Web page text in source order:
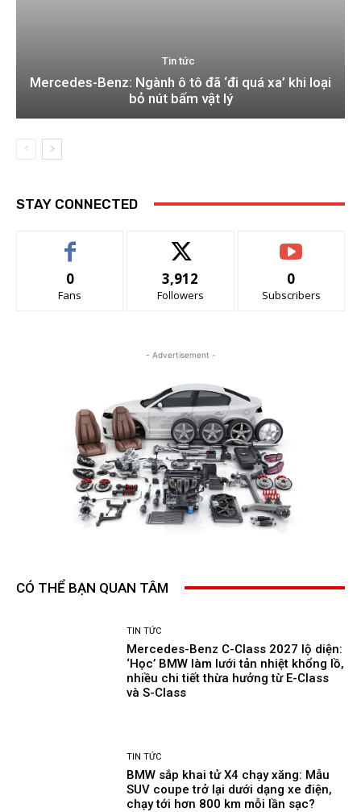
Tin tức
Mercedes-Benz: Ngành ô tô đã ‘đi quá xa’ khi loại
bỏ nút bấm vật lý
STAY CONNECTED
0
Fans
3,912
Followers
0
Subscribers
- Advertisement -
CÓ THỂ BẠN QUAN TÂM
TIN TỨC
Mercedes-Benz C-Class 2027 lộ diện:
‘Học’ BMW làm lưới tản nhiệt khổng lồ,
nhiều chi tiết thừa hưởng từ E-Class
và S-Class
TIN TỨC
BMW sắp khai tử X4 chạy xăng: Mẫu
SUV coupe trở lại dưới dạng xe điện,
chạy tới hơn 800 km mỗi lần sạc?